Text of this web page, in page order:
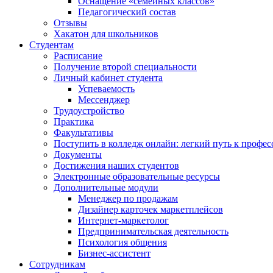
Педагогический состав
Отзывы
Хакатон для школьников
Студентам
Расписание
Получение второй специальности
Личный кабинет студента
Успеваемость
Мессенджер
Трудоустройство
Практика
Факультативы
Поступить в колледж онлайн: легкий путь к
Документы
Достижения наших студентов
Электронные образовательные ресурсы
Дополнительные модули
Менеджер по продажам
Дизайнер карточек маркетплейсов
Интернет-маркетолог
Предпринимательская деятельность
Психология общения
Бизнес-ассистент
Сотрудникам